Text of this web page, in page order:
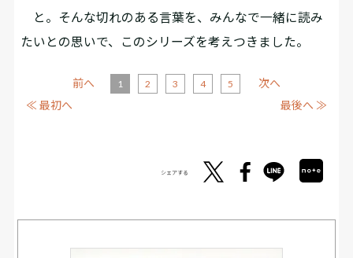
と。そんな切れのある言葉を、みんなで一緒に読み
たいとの思いで、このシリーズを考えつきました。
≪ 最初へ
前へ 1 2 3 4 5
次へ
最後へ ≫
シェアする